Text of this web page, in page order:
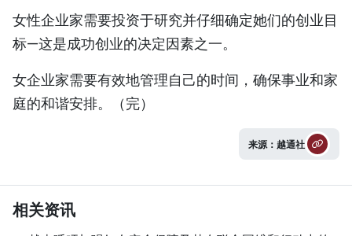
女性企业家需要投资于研究并仔细确定她们的创业目
标—这是成功创业的决定因素之一。
女企业家需要有效地管理自己的时间，确保事业和家
庭的和谐安排。（完）
来源：越通社
相关资讯